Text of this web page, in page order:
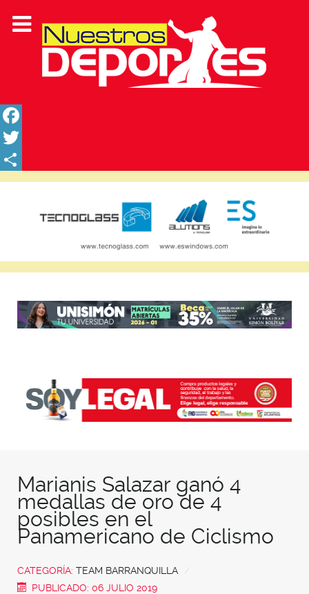
Facebook
Twitter
Share
Marianis Salazar ganó 4
medallas de oro de 4
posibles en el
Panamericano de Ciclismo
CATEGORÍA: TEAM BARRANQUILLA
PUBLICADO: 06 JULIO 2019